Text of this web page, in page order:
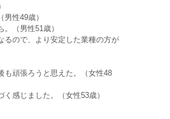
性49歳）
（男性51歳）
るので、より安定した業種の方が
も頑張ろうと思えた。（女性48
感じました。（女性53歳）